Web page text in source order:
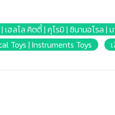
เฮลโล คิตตี้ | คุโรมิ | ซินามอโรล |
Toys | Instruments Toys